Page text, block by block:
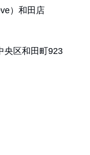
）和田店
央区和田町923